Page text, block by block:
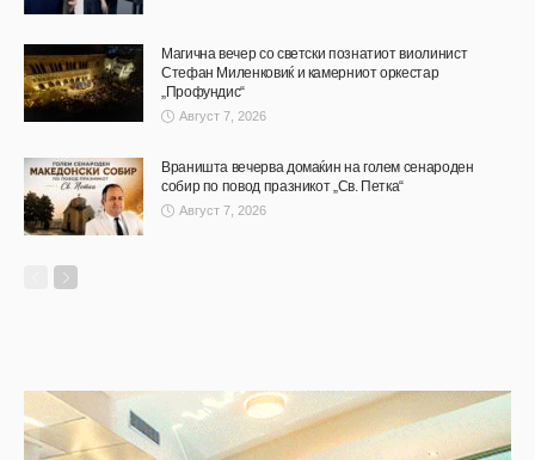
Магична вечер со светски познатиот виолинист
Стефан Миленковиќ и камерниот оркестар
„Профундис“
Август 7, 2026
Враништа вечерва домаќин на голем сенароден
собир по повод празникот „Св. Петка“
Август 7, 2026